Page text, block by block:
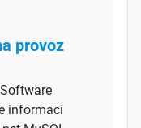
provoz
informací